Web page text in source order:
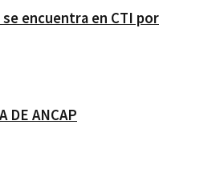
encuentra en CTI por
DE ANCAP